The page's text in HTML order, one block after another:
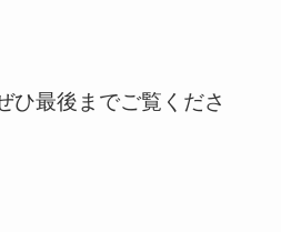
ひ最後までご覧くださ